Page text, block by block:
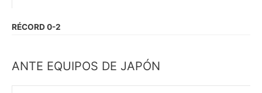
RÉCORD 0-2
ANTE EQUIPOS DE JAPÓN